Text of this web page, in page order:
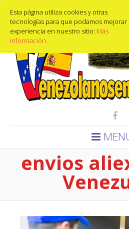
Calle de guzmán el bueno, 9,
Email
envios
Esta página utiliza cookies y otras
tecnologías para que podamos mejorar
experiencia en nuestro sitio: Más
información.